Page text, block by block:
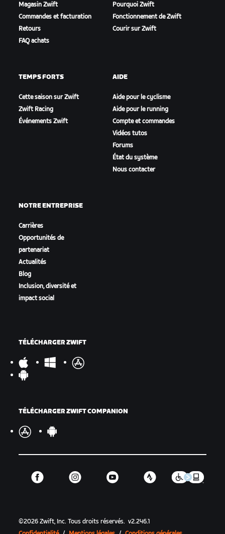
Magasin Zwift
Commandes et facturation
Retours
FAQ achats
Pourquoi Zwift
Fonctionnement de Zwift
Courir sur Zwift
TEMPS FORTS
Cette saison sur Zwift
Zwift Racing
Événements Zwift
AIDE
Aide pour le cyclisme
Aide pour le running
Compte et commandes
Vidéos tutos
Forums
État du système
Nous contacter
NOTRE ENTREPRISE
Carrières
Opportunités de
partenariat
Actualités
Blog
Inclusion, diversité et
impact social
TÉLÉCHARGER ZWIFT
TÉLÉCHARGER ZWIFT COMPANION
©2026 Zwift, Inc.Tous droits réservés. v2.246.1